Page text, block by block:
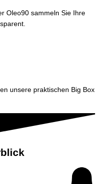
Oleo90 sammeln Sie Ihre
unsere praktischen Big Box